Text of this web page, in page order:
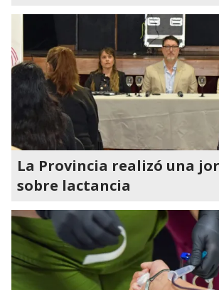
La Provincia realizó una
sobre lactancia